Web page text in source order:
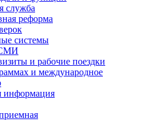
служба
реформа
системы
и рабочие поездки
и международное
информация